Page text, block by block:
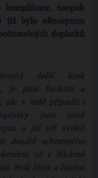
komplikace, naopak
bylo eReceptem
doplatků
další krok
je plně funkční a
ale v řadě případů i
jsou nově
a již při výdeji
dosáhl ochranného
už v lékárně
Svůj limit a částku